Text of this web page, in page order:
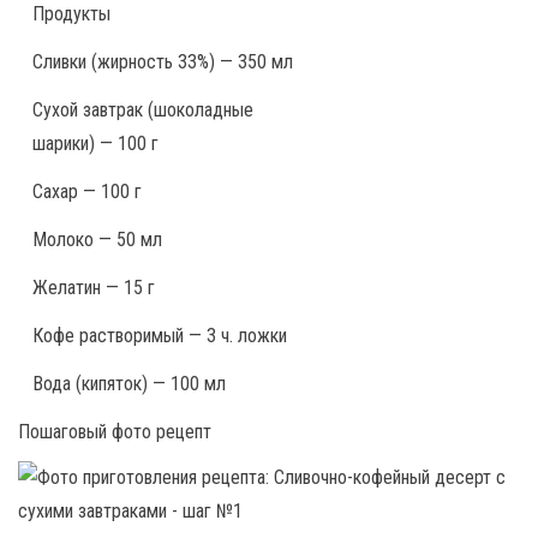
Продукты
Сливки (жирность 33%) — 350 мл
Сухой завтрак (шоколадные
шарики) — 100 г
Сахар — 100 г
Молоко — 50 мл
Желатин — 15 г
Кофе растворимый — 3 ч. ложки
Вода (кипяток) — 100 мл
Пошаговый фото рецепт